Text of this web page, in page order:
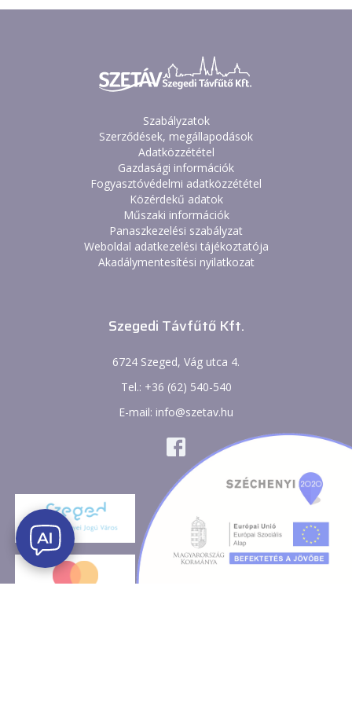
Szabályzatok
Szerződések, megállapodások
Adatközzététel
Gazdasági információk
Fogyasztóvédelmi adatközzététel
Közérdekű adatok
Műszaki információk
Panaszkezelési szabályzat
Weboldal adatkezelési tájékoztatója
Akadálymentesítési nyilatkozat
Szegedi Távfűtő Kft.
6724 Szeged, Vág utca 4.
Tel.: +36 (62) 540-540
E-mail: info@szetav.hu